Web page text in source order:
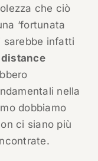
che ciò
‘fortunata
sarebbe infatti
nella
dobbiamo
ci siano più